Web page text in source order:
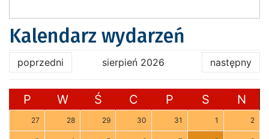
Kalendarz wydarzeń
poprzedni sierpień 2026 następny
P W Ś C P S N
27 28 29 30 31 1 2